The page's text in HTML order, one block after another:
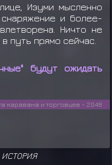
Изуми мысленно
и более-
Ничто не
путь прямо сейчас.
будут ожидать
каравана и торговцев - 2048
ИСТОРИЯ